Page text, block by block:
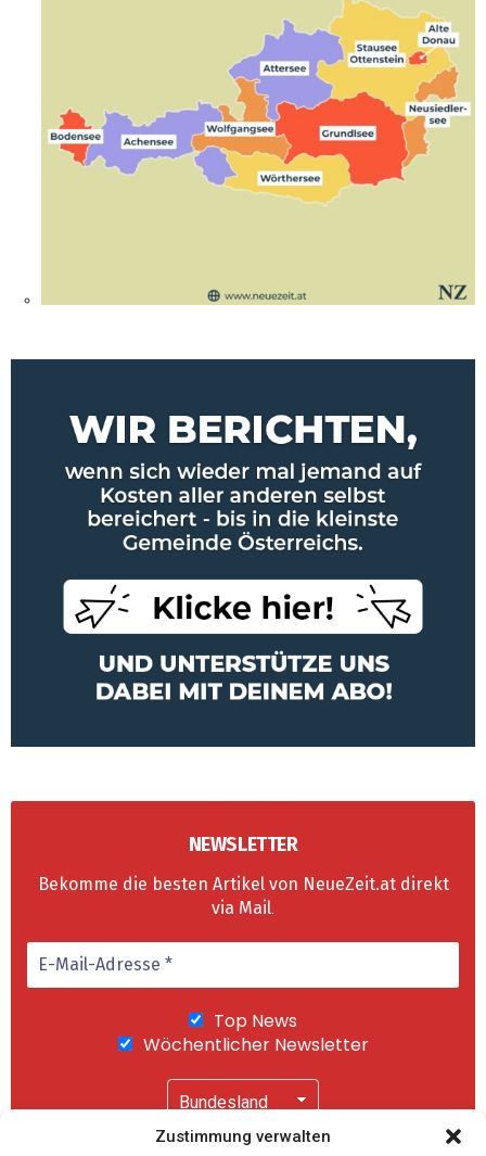
Zustimmung verwalten
NEWSLETTER
Bekomme die besten Artikel von NeueZeit.at direkt
via Mail.
Top News
Wöchentlicher Newsletter